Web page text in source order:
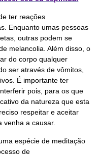
ter reações
Enquanto umas pessoas
outras podem se
melancolia. Além disso, o
do corpo qualquer
ser através de vômitos,
É importante ter
pois, para os que
da natureza que esta
respeitar e aceitar
venha a causar.
espécie de meditação
de